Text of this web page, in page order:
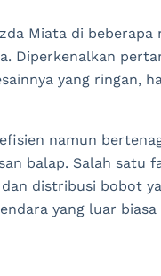
Miata di beberapa
Diperkenalkan
yang ringan,
namun
balap. Salah satu
distribusi bobot
yang luar